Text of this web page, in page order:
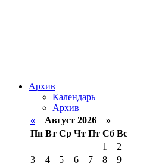
Архив
Календарь
Архив
« Август 2026 »
Пн Вт Ср Чт Пт Сб Вс
1
2
3
4 5 6 7 8
9